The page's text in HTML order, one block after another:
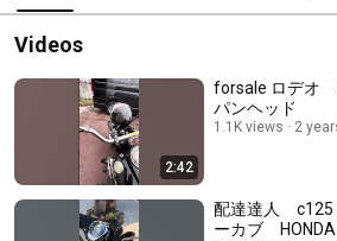
Videos
2:42
forsale ロデオ
パンヘッド
1.1K views 2
配達達人 c125
ーカブ HONDA